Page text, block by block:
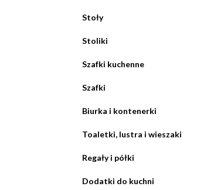
Stoły
Stoliki
Szafki kuchenne
Szafki
Biurka i kontenerki
Toaletki, lustra i wieszaki
Regały i półki
Dodatki do kuchni